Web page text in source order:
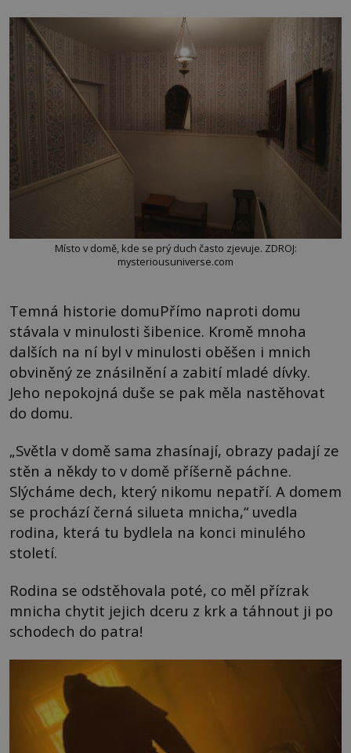
Místo v domě, kde se prý duch často zjevuje. ZDROJ:
mysteriousuniverse.com
Temná historie domuPřímo naproti domu
stávala v minulosti šibenice. Kromě mnoha
dalších na ní byl v minulosti oběšen i mnich
obviněný ze znásilnění a zabití mladé dívky.
Jeho nepokojná duše se pak měla nastěhovat
do domu.
„Světla v domě sama zhasínají, obrazy padají ze
stěn a někdy to v domě příšerně páchne.
Slýcháme dech, který nikomu nepatří. A domem
se prochází černá silueta mnicha,“ uvedla
rodina, která tu bydlela na konci minulého
století.
Rodina se odstěhovala poté, co měl přízrak
mnicha chytit jejich dceru z krk a táhnout ji po
schodech do patra!